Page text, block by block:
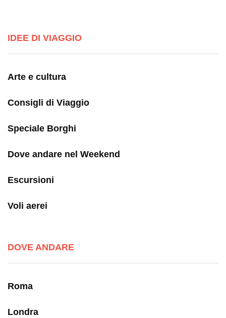
IDEE DI VIAGGIO
Arte e cultura
Consigli di Viaggio
Speciale Borghi
Dove andare nel Weekend
Escursioni
Voli aerei
DOVE ANDARE
Roma
Londra